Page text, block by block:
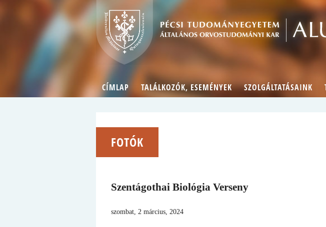
CÍMLAP TALÁLKOZÓK, ESEMÉNYEK SZOLGÁLTATÁSAINK
FOTÓK
Szentágothai Biológia Verseny
szombat, 2 március, 2024